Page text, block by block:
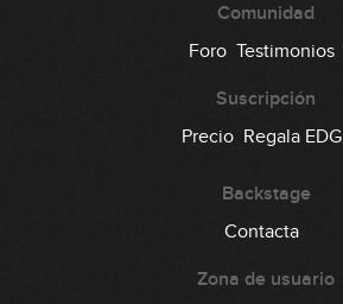
Comunidad
Foro Testimonios
Suscripción
Precio Regala EDG
Backstage
Contacta
Zona de usuario